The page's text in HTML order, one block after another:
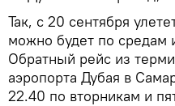
Так, c 20 сентября
можно будет по средам
Обратный рейс из
аэропорта Дубая в
22.40 по вторникам и